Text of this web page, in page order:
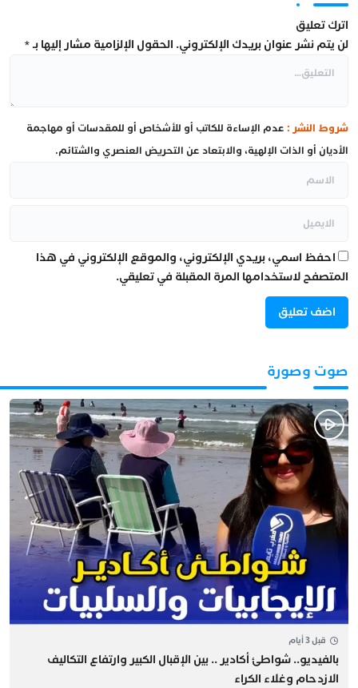
اترك تعليق
لن يتم نشر عنوان بريدك الإلكتروني. الحقول الإلزامية مشار إليها بـ*
شروط النشر : عدم الإساءة للكاتب أو للأشخاص أو للمقدسات أو مهاجمة
الأديان أو الذات الإلهية، والابتعاد عن التحريض العنصري والشتائم.
احفظ اسمي، بريدي الإلكتروني، والموقع الإلكتروني في هذا
المتصفح لاستخدامها المرة المقبلة في تعليقي.
صوت وصورة
قبل 3 أيام
بالفيديو.. شواطئ أكادير .. بين الإقبال الكبير وارتفاع التكاليف
الازدحام وغلاء الكراء